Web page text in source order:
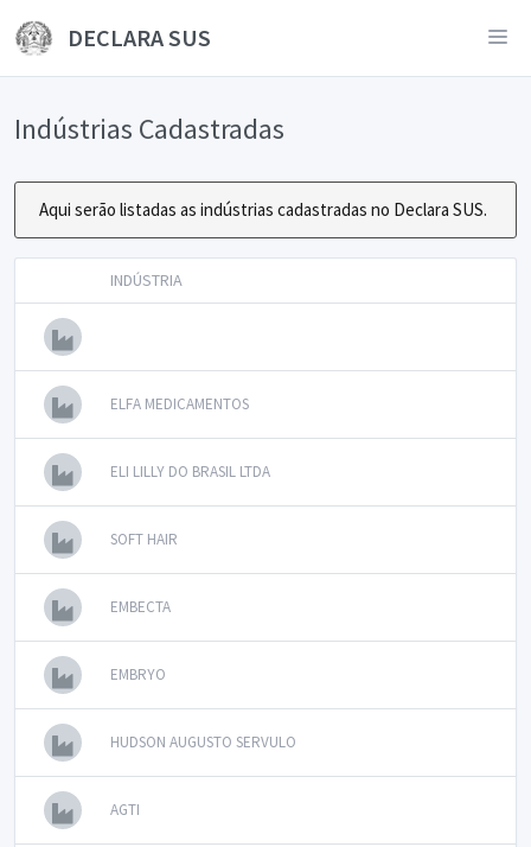
DECLARA SUS
Indústrias Cadastradas
Aqui serão listadas as indústrias cadastradas no Declara SUS.
INDÚSTRIA
ELFA MEDICAMENTOS
ELI LILLY DO BRASIL LTDA
SOFT HAIR
EMBECTA
EMBRYO
HUDSON AUGUSTO SERVULO
AGTI